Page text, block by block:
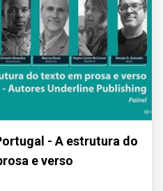
- A estrutura do
e verso